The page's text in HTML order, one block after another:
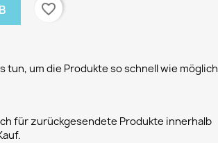
favorite_border
tun, um die Produkte so schnell wie möglich
für zurückgesendete Produkte innerhalb